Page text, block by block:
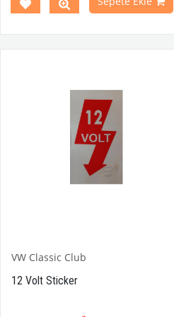
1968-1979 Yılları Arasındaki T2
VW Classic Club
12 Volt Sticker